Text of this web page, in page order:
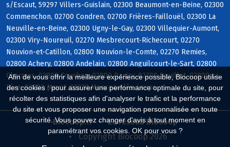
Afin de vous offrir la meilleure expérience possible, Biocoop utilise
des cookies : pour assurer une performance optimale du site, pour
récolter des statistiques afin d'analyser le trafic et la performance
du site et vous proposer une navigation personnalisée en toute
sécurité. Vous pouvez changer d'avis à tout moment en
paramétrant vos cookies. OK pour vous ?
s/Escaut, 59297 Villers-Guislain, 02300 Beaumont-en-Beine, 02300
Commenchon, 02700 Condren, 02700 Frières-Faillouël, 02300 La
Neuville-en-Beine, 02300 Ugny-le-Gay, 02300 Villequier-Aumont,
02300 Viry-Noureuil, 02270 Mesbrecourt-Richecourt, 02270
Nouvion-et-Catillon, 02800 Nouvion-le-Comte, 02270 Remies,
02800 Achery, 02800 Andelain, 02800 Anguilcourt-le-Sart, 02800
Charmes, 02800 Courbes, 02800 Danizy, 02700 Deuillet, 02800 La
Fère, 02800 Mayot, 02270 Monceau-lès-Leups
Biocoop.fr
Le réseau Biocoop
Copyright Biocoop 2026